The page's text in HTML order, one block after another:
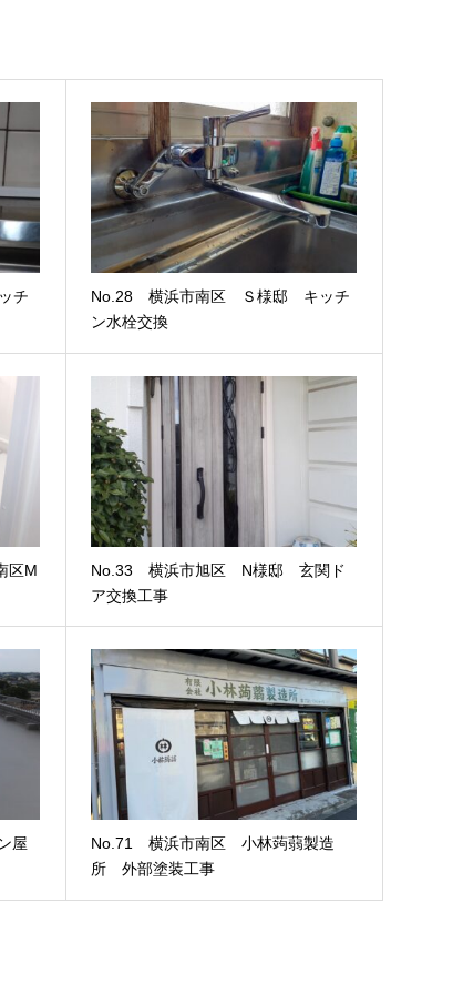
チ
No.28 横浜市南区 Ｓ様邸 キッチ
ン水栓交換
区M
No.33 横浜市旭区 N様邸 玄関ド
ア交換工事
屋
No.71 横浜市南区 小林蒟蒻製造
所 外部塗装工事